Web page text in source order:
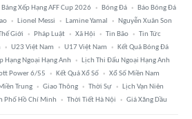
Bảng Xếp Hạng AFF Cup 2026 Bóng Đá
Báo Bóng Đá
Lionel Messi Lamine Yamal
Nguyễn Xuân Son
Giới Pháp Luật Xã Hội Tin Bão
Tin Tức
U23 Việt Nam U17 Việt Nam
Kết Quả Bóng Đá
Hạng Ngoại Hạng Anh
Lịch Thi Đấu Ngoại Hạng Anh
Power 6/55 Kết Quả Xổ Số
Xổ Số Miền Nam
Trung Giao Thông Thời Sự
Lịch Vạn Niên
Phố Hồ Chí Minh Thời Tiết Hà Nội Giá Xăng Dầu